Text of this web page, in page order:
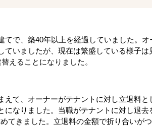
てで、築40年以上を経過していました。
ていましたが、現在は繁盛している様子
えることになりました。
えて、オーナーがテナントに対し立退料
になりました。当職がテナントに対し退
てきました。立退料の金額で折り合いが